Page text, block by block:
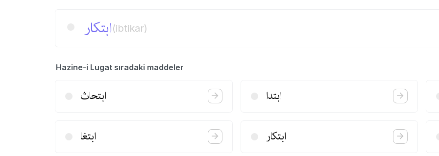
ابتكار(ibtikar)
Hazine-i Lugat sıradaki maddeler
ابتحاث ابتدا
ابتغا ابتكار